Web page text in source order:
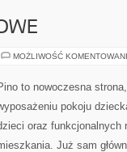
MOŻLIWOŚĆ
to nowoczesna
pokoju
oraz funkcjonalnych
Już sam